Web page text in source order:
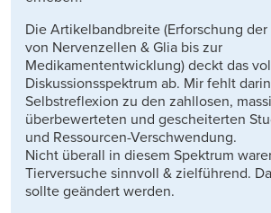
Die Artikelbandbreite (Erforschung
von Nervenzellen & Glia bis zur
Medikamententwicklung) deckt das
Diskussionsspektrum ab. Mir fehlt
Selbstreflexion zu den zahllosen,
überbewerteten und gescheiterten
und Ressourcen-Verschwendung.
Nicht überall in diesem Spektrum
Tierversuche sinnvoll & zielführend.
sollte geändert werden.